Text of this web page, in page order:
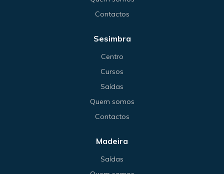
Contactos
Sesimbra
Centro
Cursos
Saídas
Quem somos
Contactos
Madeira
Saídas